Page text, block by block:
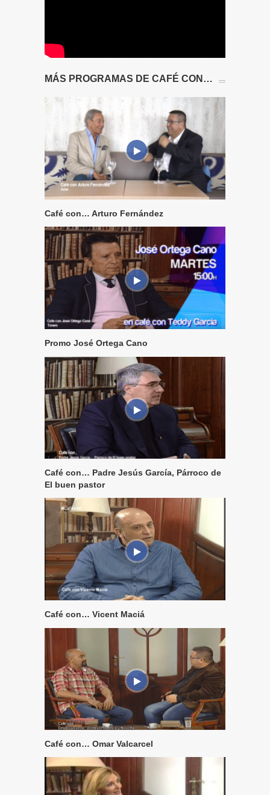
MÁS PROGRAMAS DE CAFÉ CON…
Café con… Arturo Fernández
Promo José Ortega Cano
Café con… Padre Jesús García, Párroco de
El buen pastor
Café con… Vicent Maciá
Café con… Omar Valcarcel